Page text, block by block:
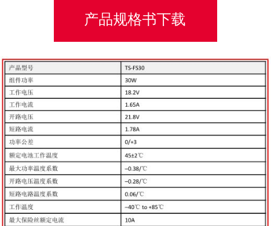
产品规格书下载